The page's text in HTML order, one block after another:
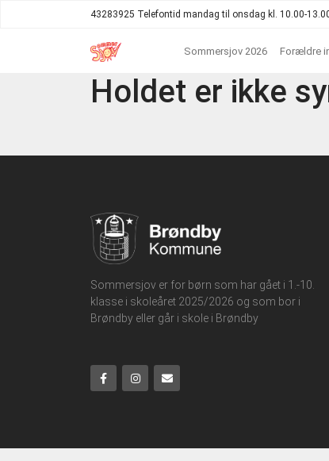
43283925 Telefontid mandag til onsdag kl. 10.00-
Sommersjov 2026 Forældre
Holdet er ikke
Sommersjov er for børn som har gået i 1.-10.
klasse i skoleåret 2025/2026 og som bor i
Brøndby eller går i skole i Brøndby